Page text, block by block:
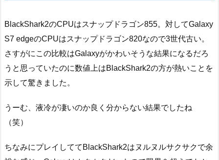
BlackShark2のCPUはスナップドラゴン855。対してGalaxy
S7 edgeのCPUはスナップドラゴン820なので3世代古い。
さすがにこの比較はGalaxyがかわいそうな結果になるだろ
うと思っていたのに数値上はBlackShark2の方が熱いことを
示して驚きました。
うーむ、液冷が凄いのか良く分からない結果でしたね
（笑）
ちなみにプレイしててBlackShark2はヌルヌルサクサクで余